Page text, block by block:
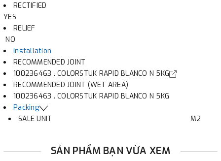
RECTIFIED
YES
RELIEF
NO
Installation
RECOMMENDED JOINT
100236463 . COLORSTUK RAPID BLANCO N 5KG
RECOMMENDED JOINT (WET AREA)
100236463 . COLORSTUK RAPID BLANCO N 5KG
Packing
SALE UNIT M2
SẢN PHẨM BẠN VỪA XEM